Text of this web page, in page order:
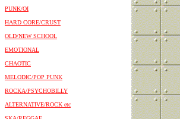
PUNK/OI
HARD CORE/CRUST
OLD/NEW SCHOOL
EMOTIONAL
CHAOTIC
MELODIC/POP PUNK
ROCKA/PSYCHOBILLY
ALTERNATIVE/ROCK etc